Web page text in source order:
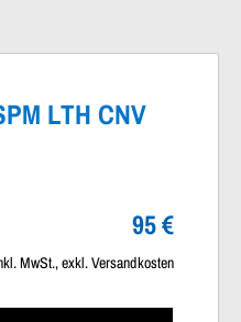
LTH CNV
95 €
MwSt., exkl. Versandkosten